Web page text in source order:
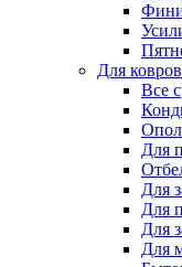
Для ковров
Все
Для
Для
Для
Для
Для